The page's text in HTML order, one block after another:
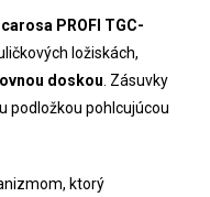
PROFI TGC-
ložiskách,
doskou . Zásuvky
podložkou pohlcujúcou
ktorý